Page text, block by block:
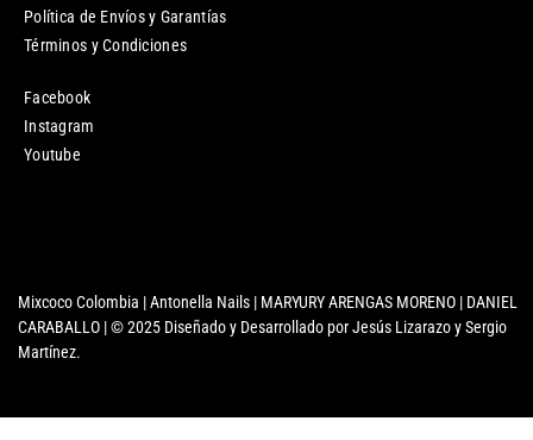
Política de Envíos y Garantías
Términos y Condiciones
Facebook
Instagram
Youtube
Mixcoco Colombia | Antonella Nails | MARYURY ARENGAS MORENO | DANIEL
CARABALLO | © 2025 Diseñado y Desarrollado por Jesús Lizarazo y Sergio
Martínez.